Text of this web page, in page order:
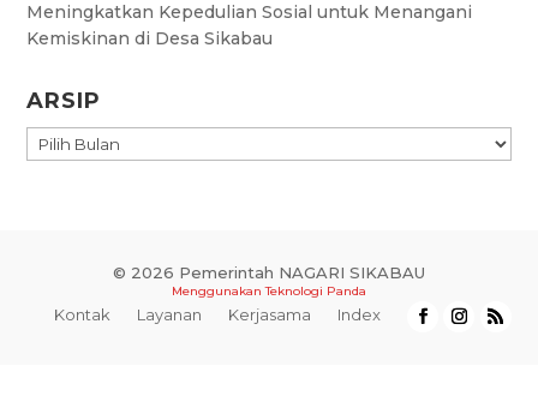
Meningkatkan Kepedulian Sosial untuk Menangani
Kemiskinan di Desa Sikabau
ARSIP
ARSIP
© 2026 Pemerintah NAGARI SIKABAU
MenggunakanTeknologi Panda
Kontak Layanan Kerjasama Index